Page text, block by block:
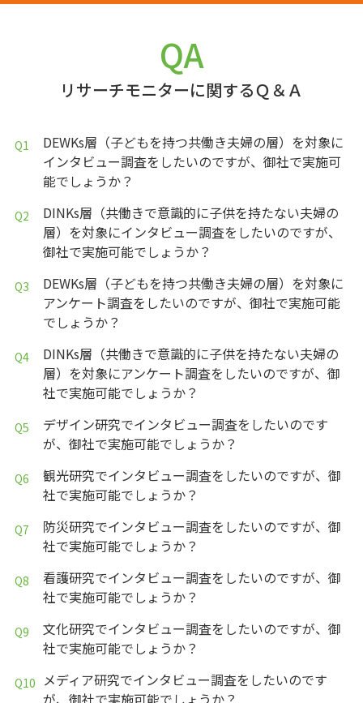
QA
リサーチモニターに関するＱ＆Ａ
DEWKs層（子どもを持つ共働き夫婦の層）を対象に
インタビュー調査をしたいのですが、御社で実施可
能でしょうか？
DINKs層（共働きで意識的に子供を持たない夫婦の
層）を対象にインタビュー調査をしたいのですが、
御社で実施可能でしょうか？
DEWKs層（子どもを持つ共働き夫婦の層）を対象に
アンケート調査をしたいのですが、御社で実施可能
でしょうか？
DINKs層（共働きで意識的に子供を持たない夫婦の
層）を対象にアンケート調査をしたいのですが、御
社で実施可能でしょうか？
デザイン研究でインタビュー調査をしたいのです
が、御社で実施可能でしょうか？
観光研究でインタビュー調査をしたいのですが、御
社で実施可能でしょうか？
防災研究でインタビュー調査をしたいのですが、御
社で実施可能でしょうか？
看護研究でインタビュー調査をしたいのですが、御
社で実施可能でしょうか？
文化研究でインタビュー調査をしたいのですが、御
社で実施可能でしょうか？
メディア研究でインタビュー調査をしたいのです
が、御社で実施可能でしょうか？